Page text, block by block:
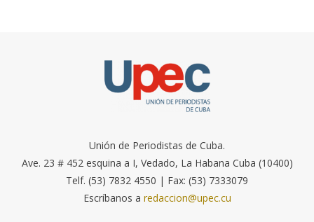
Unión de Periodistas de Cuba.
Ave. 23 # 452 esquina a I, Vedado, La Habana Cuba (10400)
Telf. (53) 7832 4550 | Fax: (53) 7333079
Escríbanos a redaccion@upec.cu